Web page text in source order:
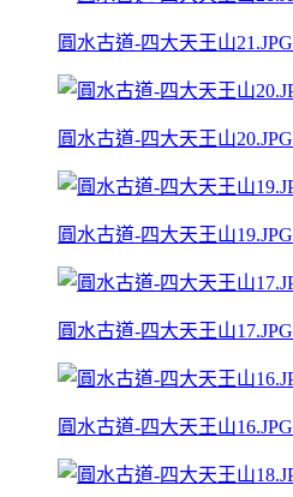
圓水古道-四大天王山21.JPG
圓水古道-四大天王山20.JPG
圓水古道-四大天王山19.JPG
圓水古道-四大天王山17.JPG
圓水古道-四大天王山16.JPG